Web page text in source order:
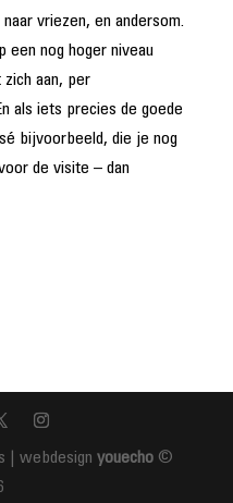
vriezen, en andersom.
een nog hoger niveau
aan, per
als iets precies de goede
bijvoorbeeld, die je nog
de visite – dan
| webdesignyouecho ©